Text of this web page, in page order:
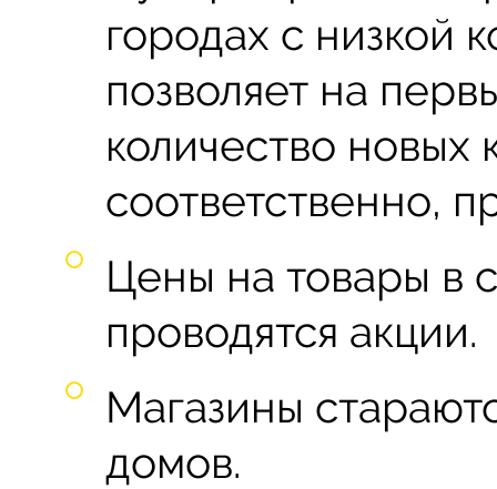
городах с низкой
позволяет на
количество новых
соответственно,
Цены на товары в
проводятся акции.
Магазины
домов.